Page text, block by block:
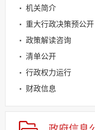
机关简介
重大行政决策预公开
政策解读咨询
清单公开
行政权力运行
财政信息
规划信息
建议提案办理